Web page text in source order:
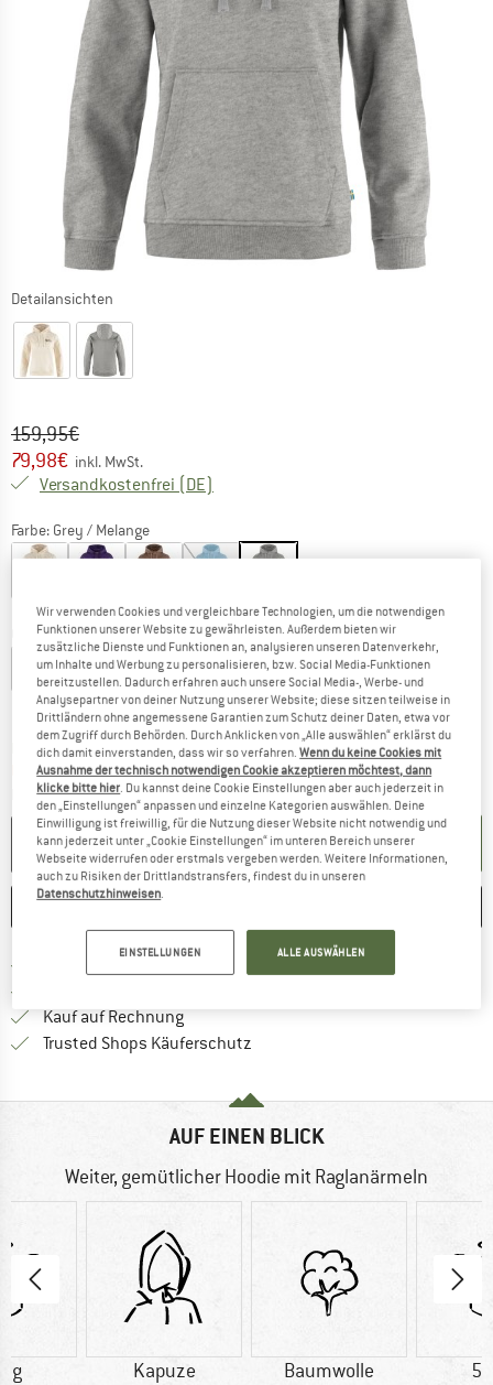
Detailansichten
Ursprünglicher Preis :
159,95€
Preis:
79,98€ inkl. MwSt.
Versandkostenfrei (DE)
Farbe: Grey / Melange
50% 50%
Größe:XL
XXS XS S M L XL
Größentabelle
Lieferzeit: 2-4 WerktageDer Link öffnet sich in einer Infobox und
Nur noch einmal auf Lager!
Menge:
IN DEN WARENKORB
MERKEN
Finde mehr Informationen zu den
Kauf auf RechnungFinde die Zahlungs-Infos hier! Öffnet
Trusted Shops Käuferschutz
AUF EINEN BLICK
Weiter, gemütlicher Hoodie mit Raglanärmeln
g Kapuze Baumwolle
Wir verwenden Cookies und vergleichbare Technologien, um die notwendigen
Funktionen unserer Website zu gewährleisten. Außerdem bieten wir
zusätzliche Dienste und Funktionen an, analysieren unseren Datenverkehr,
um Inhalte und Werbung zu personalisieren, bzw. Social Media-Funktionen
bereitzustellen. Dadurch erfahren auch unsere Social Media-, Werbe- und
Analysepartner von deiner Nutzung unserer Website; diese sitzen teilweise in
Drittländern ohne angemessene Garantien zum Schutz deiner Daten, etwa vor
dem Zugriff durch Behörden. Durch Anklicken von „Alle auswählen“ erklärst du
dich damit einverstanden, dass wir so verfahren.Wenn du keine Cookies mit
Ausnahme der technisch notwendigen Cookie akzeptieren möchtest, dann
klicke bitte hier. Du kannst deine Cookie Einstellungen aber auch jederzeit in
den „Einstellungen“ anpassen und einzelne Kategorien auswählen. Deine
Einwilligung ist freiwillig, für die Nutzung dieser Website nicht notwendig und
kann jederzeit unter „Cookie Einstellungen“ im unteren Bereich unserer
Webseite widerrufen oder erstmals vergeben werden. Weitere Informationen,
auch zu Risiken der Drittlandstransfers, findest du in unseren
Datenschutzhinweisen.
EINSTELLUNGEN ALLE AUSWÄHLEN